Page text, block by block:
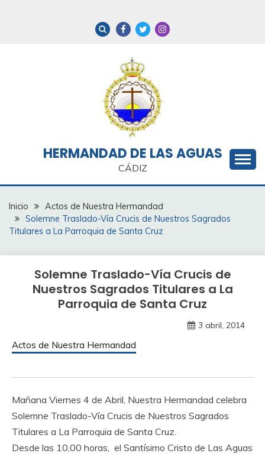
HERMANDAD DE LAS AGUAS
CÁDIZ
Inicio
Actos de Nuestra Hermandad
Solemne Traslado-Vía Crucis de Nuestros Sagrados
Titulares a La Parroquia de Santa Cruz
Solemne Traslado-Vía Crucis de
Nuestros Sagrados Titulares a La
Parroquia de Santa Cruz
3 abril, 2014
Actos de Nuestra Hermandad
Mañana Viernes 4 de Abril, Nuestra Hermandad celebra
Solemne Traslado-Vía Crucis de Nuestros Sagrados
Titulares a La Parroquia de Santa Cruz.
Desde las 10,00 horas, el Santísimo Cristo de Las Aguas